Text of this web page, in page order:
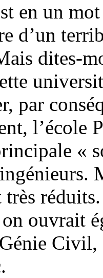
en un
d’un
dites-
par
«
ouvrait
Civil,